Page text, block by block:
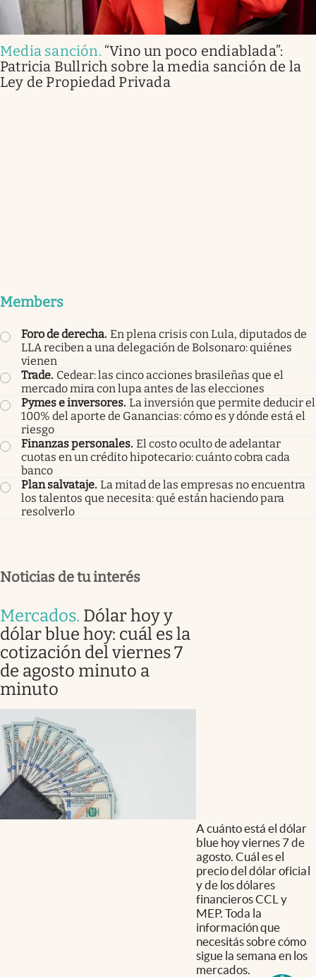
Media sanción. “Vino un poco endiablada”:
Patricia Bullrich sobre la media sanción de la
Ley de Propiedad Privada
Members
Foro de derecha. En plena crisis con Lula, diputados de
LLA reciben a una delegación de Bolsonaro: quiénes
vienen
Trade. Cedear: las cinco acciones brasileñas que el
mercado mira con lupa antes de las elecciones
Pymes e inversores. La inversión que permite deducir el
100% del aporte de Ganancias: cómo es y dónde está el
riesgo
Finanzas personales. El costo oculto de adelantar
cuotas en un crédito hipotecario: cuánto cobra cada
banco
Plan salvataje. La mitad de las empresas no encuentra
los talentos que necesita: qué están haciendo para
resolverlo
Noticias de tu interés
Mercados. Dólar hoy y
dólar blue hoy: cuál es la
cotización del viernes 7
de agosto minuto a
minuto
A cuánto está el dólar
blue hoy viernes 7 de
agosto. Cuál es el
precio del dólar oficial
y de los dólares
financieros CCL y
MEP. Toda la
información que
necesitás sobre cómo
sigue la semana en los
mercados.